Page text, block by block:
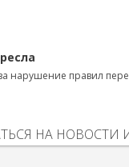
нарушение правил
НА НОВОСТИ